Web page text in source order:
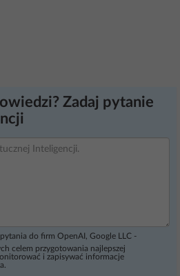
Zadaj pytanie
pytania do firm OpenAI, Google LLC -
celem przygotowania najlepszej
i zapisywać informacje